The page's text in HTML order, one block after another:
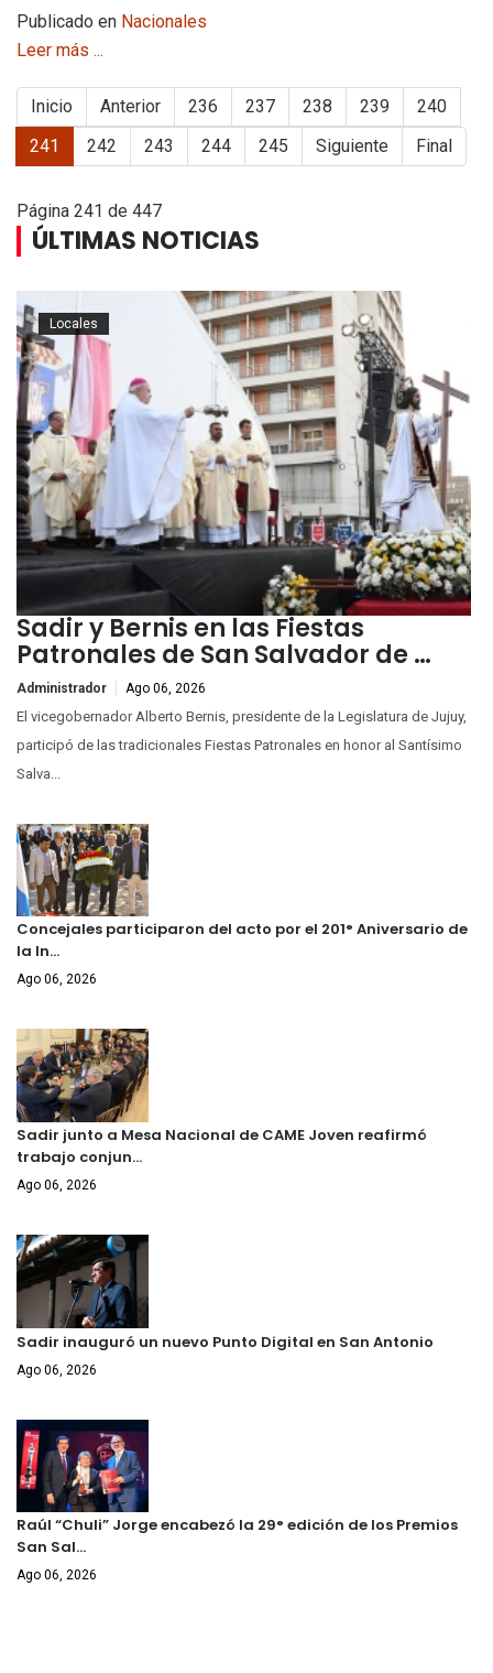
Publicado en Nacionales
Leer más ...
Inicio Anterior 236 237 238 239
240
241
242 243 244 245 Siguiente Final
Página 241 de 447
ÚLTIMAS NOTICIAS
Sadir y Bernis en las Fiestas
Patronales de San Salvador de …
Administrador Ago 06, 2026
Locales
El vicegobernador Alberto Bernis, presidente de la Legislatura de Jujuy,
participó de las tradicionales Fiestas Patronales en honor al Santísimo
Salva...
Concejales participaron del acto por el 201° Aniversario de
la In…
Ago 06, 2026
Sadir junto a Mesa Nacional de CAME Joven reafirmó
trabajo conjun…
Ago 06, 2026
Sadir inauguró un nuevo Punto Digital en San Antonio
Ago 06, 2026
Raúl “Chuli” Jorge encabezó la 29° edición de los Premios
San Sal…
Ago 06, 2026